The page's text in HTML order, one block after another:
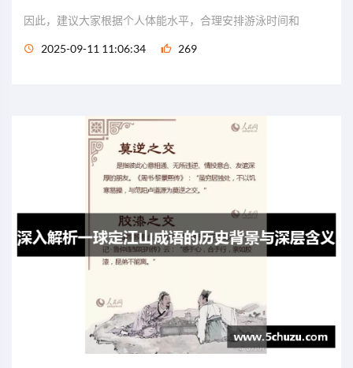
因此，建议大家根据个人体能水平，合理安排游泳时间和
2025-09-11 11:06:34 269